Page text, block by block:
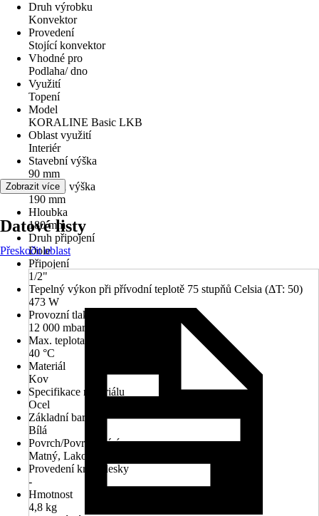
Druh výrobku
Konvektor
Provedení
Stojící konvektor
Vhodné pro
Podlaha/ dno
Využití
Topení
Model
KORALINE Basic LKB
Oblast využití
Interiér
Stavební výška
90 mm
Celková výška
190 mm
Hloubka
180 mm
Druh připojení
Dole
Připojení
1/2"
Tepelný výkon při přívodní teplotě 75 stupňů Celsia (ΔT: 50)
473 W
Provozní tlak
12 000 mbar
Max. teplota povrchu
40 °C
Materiál
Kov
Specifikace materiálu
Ocel
Základní barva
Bílá
Povrch/Povrchová úprava
Matný, Lakované
Provedení krycí desky
-
Hmotnost
4,8 kg
Zobrazit více
Datové listy
Přeskočit oblast